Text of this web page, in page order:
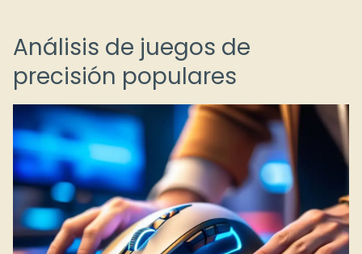
Análisis de juegos de
precisión populares